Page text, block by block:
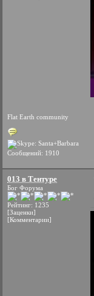
Flat Earth community
Сообщений: 1910
013 в Тентуре
Бог Форума
Рейтинг: 1235
[Заценки]
[Комментарии]